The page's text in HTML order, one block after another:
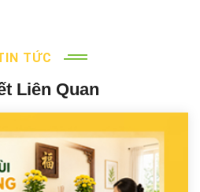
TỨC
Liên Quan